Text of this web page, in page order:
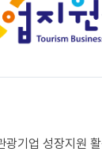
기업 성장지원